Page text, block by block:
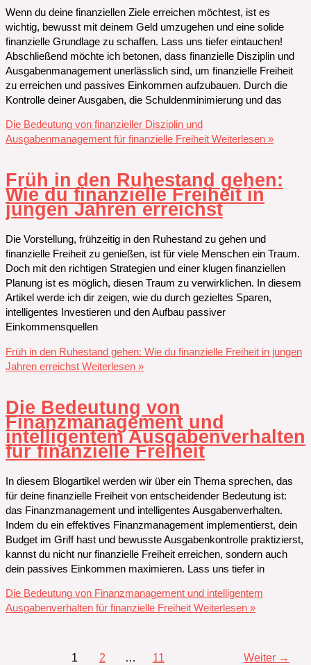
Wenn du deine finanziellen Ziele erreichen möchtest, ist es
wichtig, bewusst mit deinem Geld umzugehen und eine solide
finanzielle Grundlage zu schaffen. Lass uns tiefer eintauchen!
Abschließend möchte ich betonen, dass finanzielle Disziplin und
Ausgabenmanagement unerlässlich sind, um finanzielle Freiheit
zu erreichen und passives Einkommen aufzubauen. Durch die
Kontrolle deiner Ausgaben, die Schuldenminimierung und das
Die Bedeutung von finanzieller Disziplin und
Ausgabenmanagement für finanzielle Freiheit Weiterlesen »
Früh in den Ruhestand gehen:
Wie du finanzielle Freiheit in
jungen Jahren erreichst
Die Vorstellung, frühzeitig in den Ruhestand zu gehen und
finanzielle Freiheit zu genießen, ist für viele Menschen ein Traum.
Doch mit den richtigen Strategien und einer klugen finanziellen
Planung ist es möglich, diesen Traum zu verwirklichen. In diesem
Artikel werde ich dir zeigen, wie du durch gezieltes Sparen,
intelligentes Investieren und den Aufbau passiver
Einkommensquellen
Früh in den Ruhestand gehen: Wie du finanzielle Freiheit in jungen
Jahren erreichst Weiterlesen »
Die Bedeutung von
Finanzmanagement und
intelligentem Ausgabenverhalten
für finanzielle Freiheit
In diesem Blogartikel werden wir über ein Thema sprechen, das
für deine finanzielle Freiheit von entscheidender Bedeutung ist:
das Finanzmanagement und intelligentes Ausgabenverhalten.
Indem du ein effektives Finanzmanagement implementierst, dein
Budget im Griff hast und bewusste Ausgabenkontrolle praktizierst,
kannst du nicht nur finanzielle Freiheit erreichen, sondern auch
dein passives Einkommen maximieren. Lass uns tiefer in
Die Bedeutung von Finanzmanagement und intelligentem
Ausgabenverhalten für finanzielle Freiheit Weiterlesen »
1 2 … 11 Weiter →